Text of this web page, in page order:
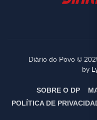
Diário do Povo ©
by
SOBRE O DP
POLÍTICA DE